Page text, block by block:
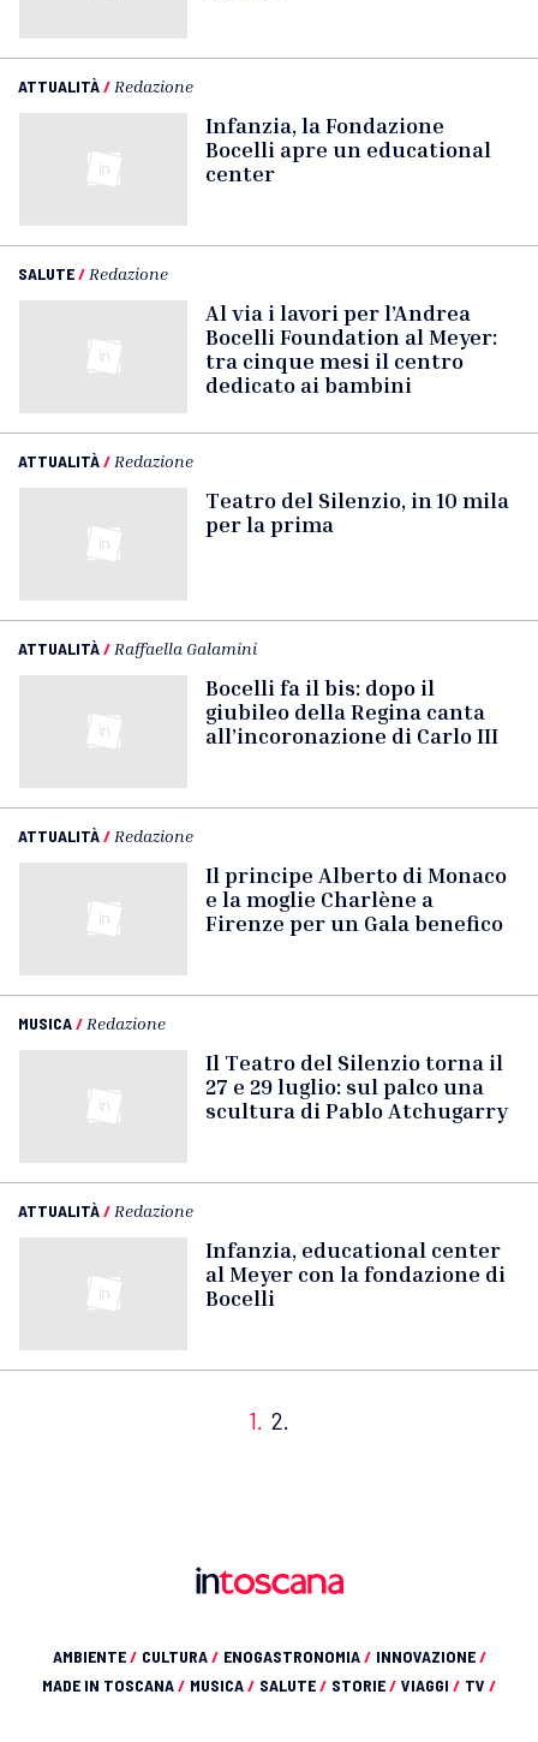
ATTUALITÀ/ Redazione
Infanzia, la Fondazione
Bocelli apre un educational
center
SALUTE/ Redazione
Al via i lavori per l’Andrea
Bocelli Foundation al Meyer:
tra cinque mesi il centro
dedicato ai bambini
ATTUALITÀ/ Redazione
Teatro del Silenzio, in 10 mila
per la prima
ATTUALITÀ/ Raffaella Galamini
Bocelli fa il bis: dopo il
giubileo della Regina canta
all’incoronazione di Carlo III
ATTUALITÀ/ Redazione
Il principe Alberto di Monaco
e la moglie Charlène a
Firenze per un Gala benefico
MUSICA/ Redazione
Il Teatro del Silenzio torna il
27 e 29 luglio: sul palco una
scultura di Pablo Atchugarry
ATTUALITÀ/ Redazione
Infanzia, educational center
al Meyer con la fondazione di
Bocelli
1. 2.
AMBIENTE/ CULTURA/ ENOGASTRONOMIA/ INNOVAZIONE/
MADE IN TOSCANA/ MUSICA/ SALUTE/ STORIE/ VIAGGI / TV /